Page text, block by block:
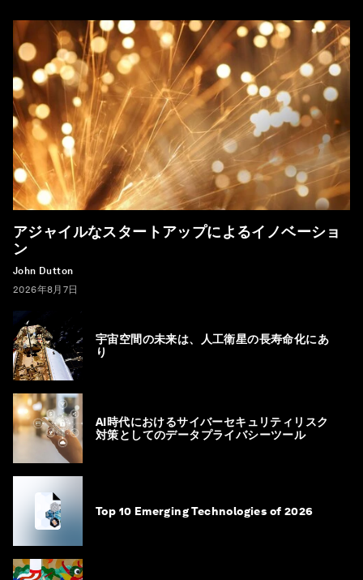
アジャイルなスタートアップによるイノベーショ
ン
John Dutton
2026年8月7日
宇宙空間の未来は、人工衛星の長寿命化にあ
り
AI時代におけるサイバーセキュリティリスク
対策としてのデータプライバシーツール
Top 10 Emerging Technologies of 2026